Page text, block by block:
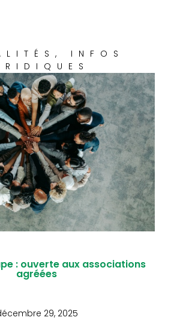
, INFOS
: ouverte aux associations
agréées
29, 2025